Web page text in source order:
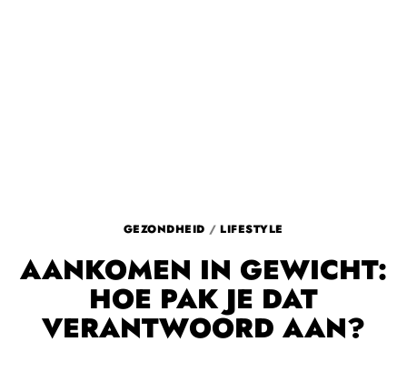
GEZONDHEID / LIFESTYLE
AANKOMEN IN GEWICHT:
HOE PAK JE DAT
VERANTWOORD AAN?